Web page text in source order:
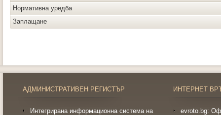
Нормативна уредба
Заплащане
АДМИНИСТРАТИВЕН РЕГИСТЪР
Интегрирана информационна система на
ИНТЕРНЕТ
evroto.bg: